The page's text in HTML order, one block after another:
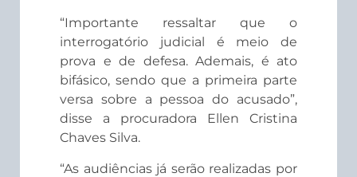
“Importante ressaltar que o
interrogatório judicial é meio de
prova e de defesa. Ademais, é ato
bifásico, sendo que a primeira parte
versa sobre a pessoa do acusado”,
disse a procuradora Ellen Cristina
Chaves Silva.
“As audiências já serão realizadas por